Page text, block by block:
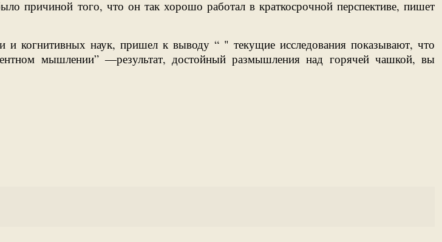
причиной того, что он так хорошо работал в краткосрочной перспективе, пишет
когнитивных наук, пришел к выводу “ " текущие исследования показывают, что
мышлении” ―результат, достойный размышления над горячей чашкой, вы